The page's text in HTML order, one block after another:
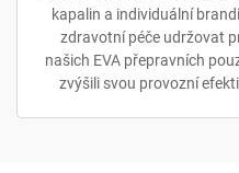
kapalin a individuální
zdravotní péče udržovat
našich EVA přepravních
zvýšili svou provozní